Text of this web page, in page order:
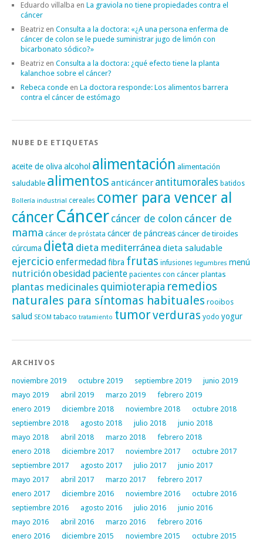
Eduardo villalba en La graviola no tiene propiedades contra el
cáncer
Beatriz en Consulta a la doctora: «¿A una persona enferma de
cáncer de colon se le puede suministrar jugo de limón con
bicarbonato sódico?»
Beatriz en Consulta a la doctora: ¿qué efecto tiene la planta
kalanchoe sobre el cáncer?
Rebeca conde en La doctora responde: Los alimentos barrera
contra el cáncer de estómago
NUBE DE ETIQUETAS
aceite de oliva alcohol alimentación alimentación
saludable alimentos anticáncer antitumorales batidos
Bollería industrial cereales comer para vencer al
cáncerCáncer cáncer de colon cáncer de
mama cáncer de próstata cáncer de páncreascáncer de tiroides
cúrcuma dieta dieta mediterránea dieta saludable
ejercicio enfermedadfibra frutas infusiones legumbres menú
nutriciónobesidad paciente pacientes con cáncer plantas
plantas medicinales quimioterapia remedios
naturales para síntomas habituales rooibos
salud SEOM tabaco tratamiento tumorverduras yodo yogur
ARCHIVOS
noviembre 2019 octubre 2019 septiembre 2019
junio 2019
mayo 2019
abril 2019 marzo 2019
febrero 2019
enero 2019
diciembre 2018 noviembre 2018
octubre 2018
septiembre 2018
agosto 2018 julio 2018
junio 2018
mayo 2018
abril 2018 marzo 2018
febrero 2018
enero 2018
diciembre 2017 noviembre 2017
octubre 2017
septiembre 2017
agosto 2017 julio 2017
junio 2017
mayo 2017
abril 2017 marzo 2017
febrero 2017
enero 2017
diciembre 2016 noviembre 2016
octubre 2016
septiembre 2016
agosto 2016 julio 2016
junio 2016
mayo 2016
abril 2016 marzo 2016
febrero 2016
enero 2016
diciembre 2015 noviembre 2015
octubre 2015